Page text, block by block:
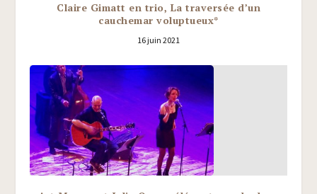
Claire Gimatt en trio, La traversée d’un
cauchemar voluptueux*
16 juin 2021